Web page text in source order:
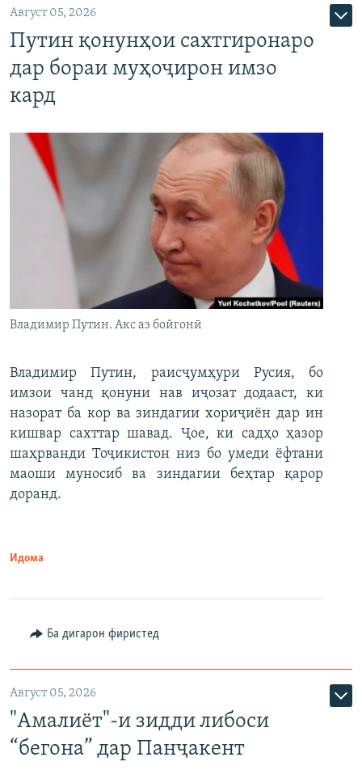
Август 05, 2026
Путин қонунҳои сахтгиронаро
дар бораи муҳоҷирон имзо
кард
Владимир Путин. Акс аз бойгонӣ
Владимир Путин, раисҷумҳури Русия, бо
имзои чанд қонуни нав иҷозат додааст, ки
назорат ба кор ва зиндагии хориҷиён дар ин
кишвар сахттар шавад. Ҷое, ки садҳо ҳазор
шаҳрванди Тоҷикистон низ бо умеди ёфтани
маоши муносиб ва зиндагии беҳтар қарор
доранд.
Идома
Ба дигарон фиристед
Август 05, 2026
"Амалиёт"-и зидди либоси
“бегона” дар Панҷакент